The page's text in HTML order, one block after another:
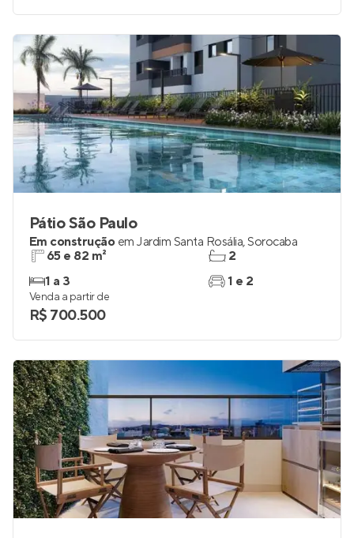
Pátio São Paulo
Em construção em Jardim Santa Rosália,Sorocaba
65 e 82 m²
1 a 3
2
1 e 2
Venda a partir de
R$ 700.500